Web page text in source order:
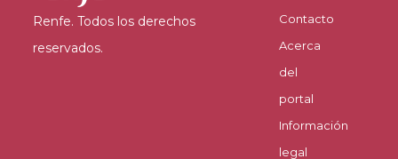
Renfe. Todos los derechos
reservados.
Contacto
Acerca
del
portal
Información
legal